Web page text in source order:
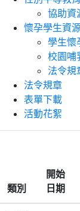
協助資
懷孕學生資
學生懷
校園哺
法令規
法令規章
表單下載
活動花絮
類別
開始
日期